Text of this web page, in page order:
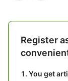
Register
You get